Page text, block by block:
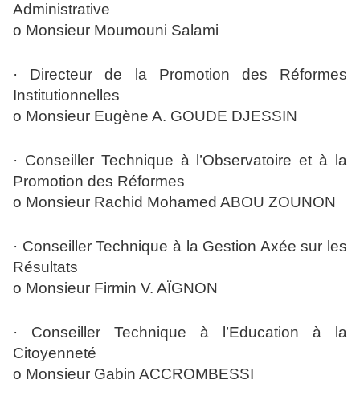
Administrative
o Monsieur Moumouni Salami
· Directeur de la Promotion des Réformes
Institutionnelles
o Monsieur Eugène A. GOUDE DJESSIN
· Conseiller Technique à l’Observatoire et à la
Promotion des Réformes
o Monsieur Rachid Mohamed ABOU ZOUNON
· Conseiller Technique à la Gestion Axée sur les
Résultats
o Monsieur Firmin V. AÏGNON
· Conseiller Technique à l’Education à la
Citoyenneté
o Monsieur Gabin ACCROMBESSI